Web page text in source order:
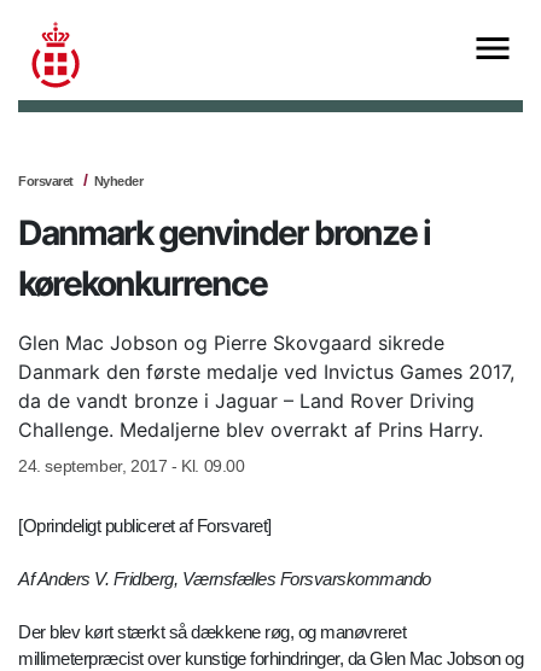
Forsvaret Nyheder
Danmark genvinder bronze i
kørekonkurrence
Glen Mac Jobson og Pierre Skovgaard sikrede
Danmark den første medalje ved Invictus Games 2017,
da de vandt bronze i Jaguar – Land Rover Driving
Challenge. Medaljerne blev overrakt af Prins Harry.
24. september, 2017 - Kl. 09.00
[Oprindeligt publiceret af Forsvaret]
Af Anders V. Fridberg, Værnsfælles Forsvarskommando
Der blev kørt stærkt så dækkene røg, og manøvreret
millimeterpræcist over kunstige forhindringer, da Glen Mac Jobson og